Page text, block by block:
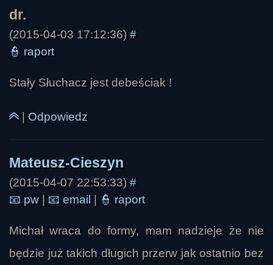
(2015-04-03 17:12:36) #
👮 raport
Stały Słuchacz jest debeściak !
Odpowiedz
(2015-04-07 22:53:33) #
📧 pw | 📧 email | 👮 raport
Michał wraca do formy, mam nadzieje że nie
będzie już takich długich przerw jak ostatnio bez